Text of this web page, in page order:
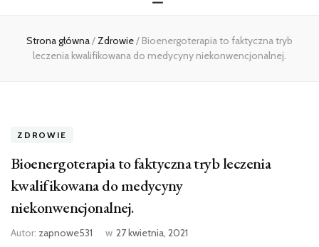
Strona główna/Zdrowie/ Bioenergoterapia to faktyczna tryb
leczenia kwalifikowana do medycyny niekonwencjonalnej.
ZDROWIE
Bioenergoterapia to faktyczna tryb leczenia
kwalifikowana do medycyny
niekonwencjonalnej.
Autor: zapnowe531 w 27 kwietnia, 2021